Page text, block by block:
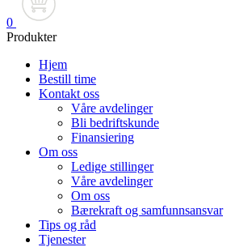
0
Produkter
Hjem
Bestill time
Kontakt oss
Våre avdelinger
Bli bedriftskunde
Finansiering
Om oss
Ledige stillinger
Våre avdelinger
Om oss
Bærekraft og samfunnsansvar
Tips og råd
Tjenester